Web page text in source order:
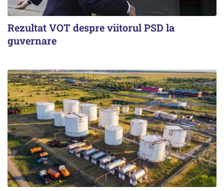
Rezultat VOT despre viitorul PSD la
guvernare